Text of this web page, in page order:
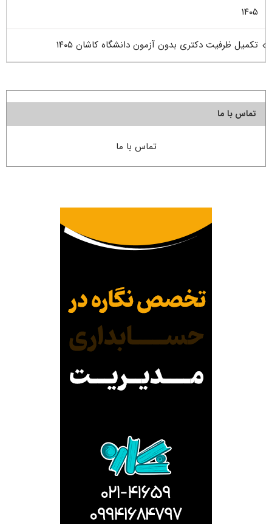
۱۴۰۵
تکمیل ظرفیت دکتری بدون آزمون دانشگاه کاشان ۱۴۰۵
تماس با ما
تماس با ما